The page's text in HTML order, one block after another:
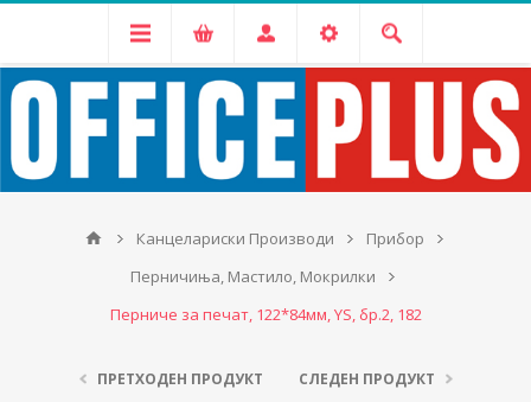
Канцелариски Производи
Прибор
Перничиња, Мастило, Мокрилки
Перниче за печат, 122*84мм, YS, бр.2, 182
ПРЕТХОДЕН ПРОДУКТ СЛЕДЕН ПРОДУКТ